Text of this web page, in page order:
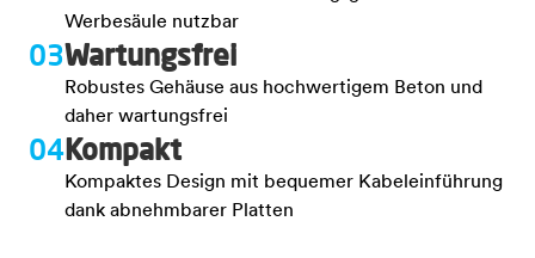
Werbesäule nutzbar
03Wartungsfrei
Robustes Gehäuse aus hochwertigem Beton und
daher wartungsfrei
04Kompakt
Kompaktes Design mit bequemer Kabeleinführung
dank abnehmbarer Platten